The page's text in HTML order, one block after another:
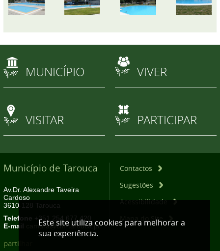
MUNICÍPIO VIVER
VISITAR PARTICIPAR
Município de Tarouca
Av.Dr. Alexandre Taveira
Cardoso
3610-128 Tarouca
Telefone +351 254 677 420
E-mail
camara@cm-tarouca.pt
Contactos
Sugestões
Acessibilidade
Mapa do Site
partilhar
Este site utiliza cookies para melhorar a
sua experiência.